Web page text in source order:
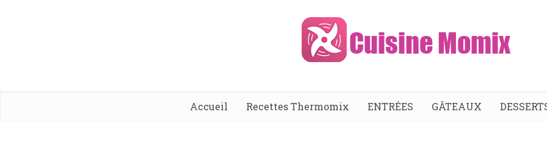
Accueil Recettes Thermomix ENTRÉES GÂTEAUX